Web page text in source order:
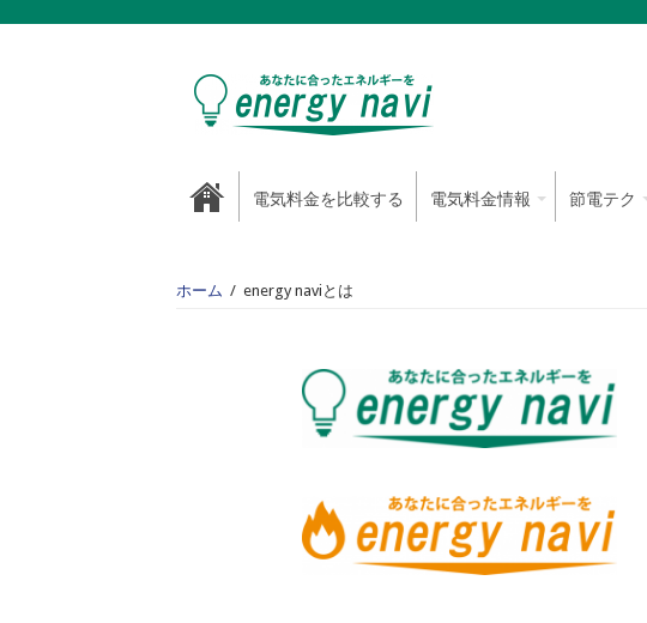
電気料金を比較する 電気料金情報 節電テク
ホーム / energy naviとは